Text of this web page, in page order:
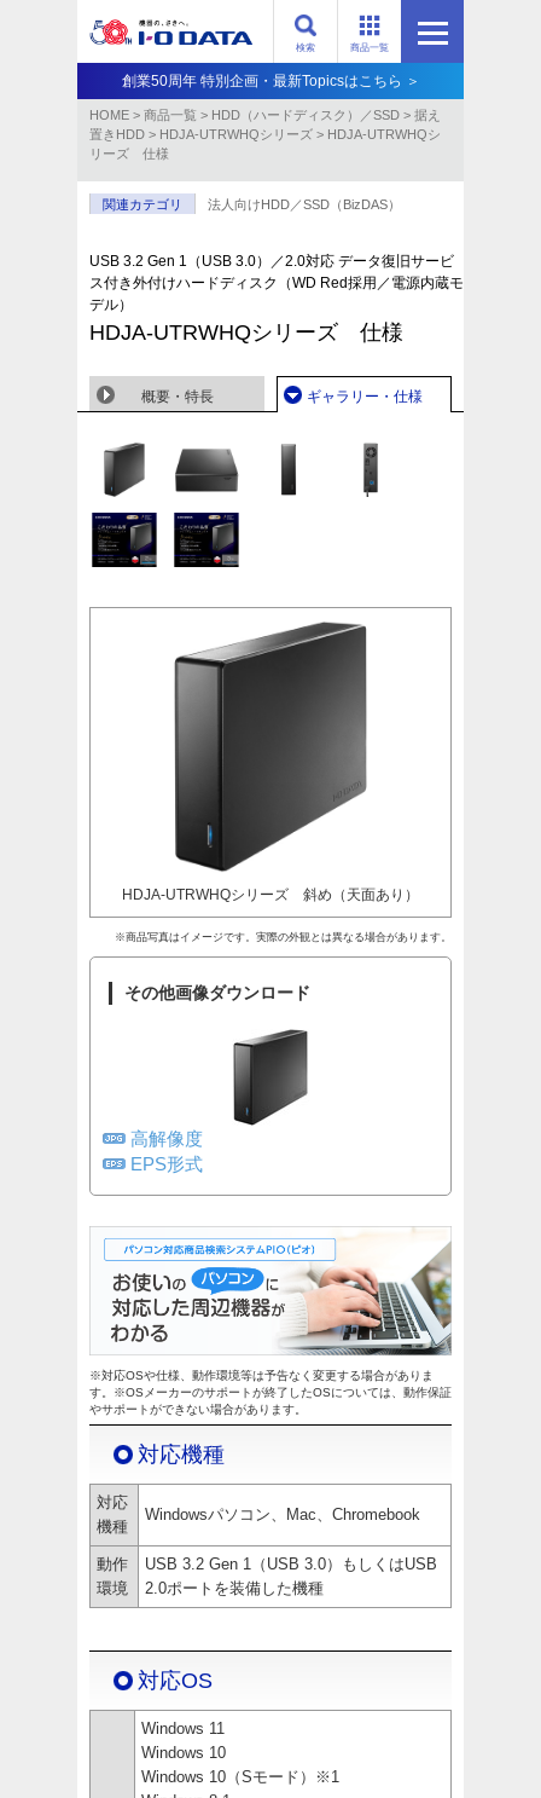
商品一覧
検索
創業50周年 特別企画・最新Topicsはこちら ＞
HOME > 商品一覧 > HDD（ハードディスク）／SSD > 据え
置きHDD > HDJA-UTRWHQシリーズ > HDJA-UTRWHQシ
リーズ 仕様
関連カテゴリ 法人向けHDD／SSD（BizDAS）
USB 3.2 Gen 1（USB 3.0）／2.0対応 データ復旧サービ
ス付き外付けハードディスク（WD Red採用／電源内蔵モ
デル）
HDJA-UTRWHQシリーズ 仕様
概要・特長 ギャラリー・仕様
HDJA-UTRWHQシリーズ 斜め（天面あり）
※商品写真はイメージです。実際の外観とは異なる場合があります。
その他画像ダウンロード
高解像度
EPS形式
※対応OSや仕様、動作環境等は予告なく変更する場合がありま
す。※OSメーカーのサポートが終了したOSについては、動作保証
やサポートができない場合があります。
対応機種
対応
機種
Windowsパソコン、Mac、Chromebook
動作
環境
USB 3.2 Gen 1（USB 3.0）もしくはUSB
2.0ポートを装備した機種
対応OS
Windows 11
Windows 10
Windows 10（Sモード）※1